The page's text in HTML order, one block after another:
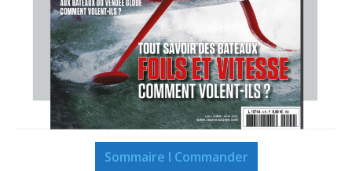
Sommaire I Commander